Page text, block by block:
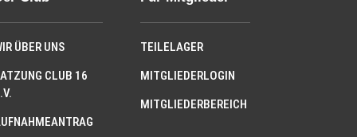
ÜBER UNS
CLUB 16
TEILELAGER
MITGLIEDERLOGIN
MITGLIEDERBEREICH